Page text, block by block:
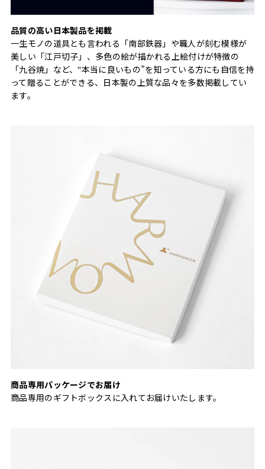
品質の高い日本製品を掲載
一生モノの道具とも言われる「南部鉄器」や職人が刻む模様が
美しい「江戸切子」、多色の絵が描かれる上絵付けが特徴の
「九谷焼」など、‟本当に良いもの”を知っている方にも自信を持
って贈ることができる、日本製の上質な品々を多数掲載してい
ます。
商品専用パッケージでお届け
商品専用のギフトボックスに入れてお届けいたします。